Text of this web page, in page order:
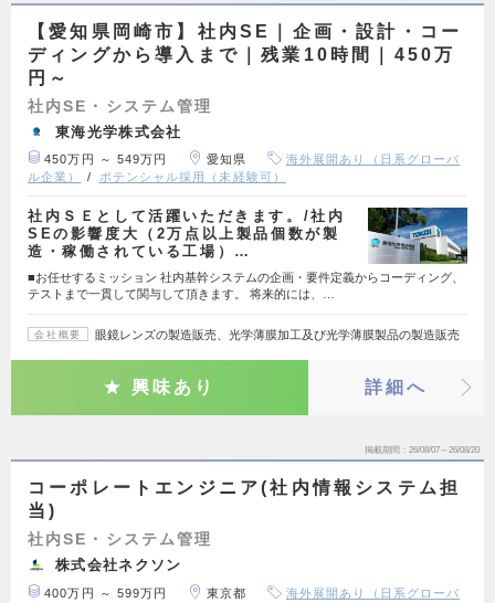
【愛知県岡崎市】社内SE｜企画・設計・コー
ディングから導入まで｜残業10時間｜450万
円～
社内SE・システム管理
東海光学株式会社
450万円 ～ 549万円 愛知県
海外展開あり（日系グローバ
ル企業）
ポテンシャル採用（未経験可）
社内ＳＥとして活躍いただきます。/社内
SEの影響度大（2万点以上製品個数が製
造・稼働されている工場）…
■お任せするミッション 社内基幹システムの企画・要件定義からコーディング、
テストまで一貫して関与して頂きます。 将来的には、…
会社概要 眼鏡レンズの製造販売、光学薄膜加工及び光学薄膜製品の製造販売
興味あり 詳細へ
掲載期間 26/08/07～26/08/20
コーポレートエンジニア(社内情報システム担
当)
社内SE・システム管理
株式会社ネクソン
400万円 ～ 599万円 東京都
海外展開あり（日系グローバ